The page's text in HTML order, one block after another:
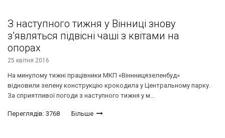
З наступного тижня у Вінниці знову
з’являться підвісні чаші з квітами на
опорах
25 квітня 2016
На минулому тижні працівники МКП «Віннницязеленбуд»
відновили зелену конструкцію крокодила у Центральному парку.
За сприятливої погоди з наступного тижня у м...
Переглядів: 3768 Більше